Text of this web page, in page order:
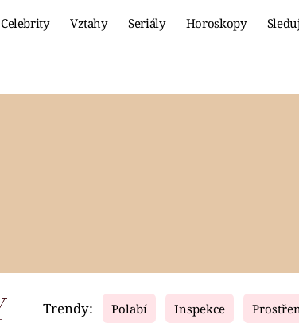
Celebrity Vztahy Seriály Horoskopy
Video Fresh
Trendy: Polabí Inspekce